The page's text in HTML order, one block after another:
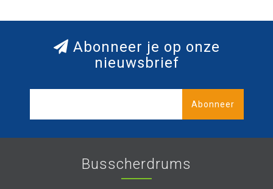
Abonneer je op onze
nieuwsbrief
Abonneer
Busscherdrums